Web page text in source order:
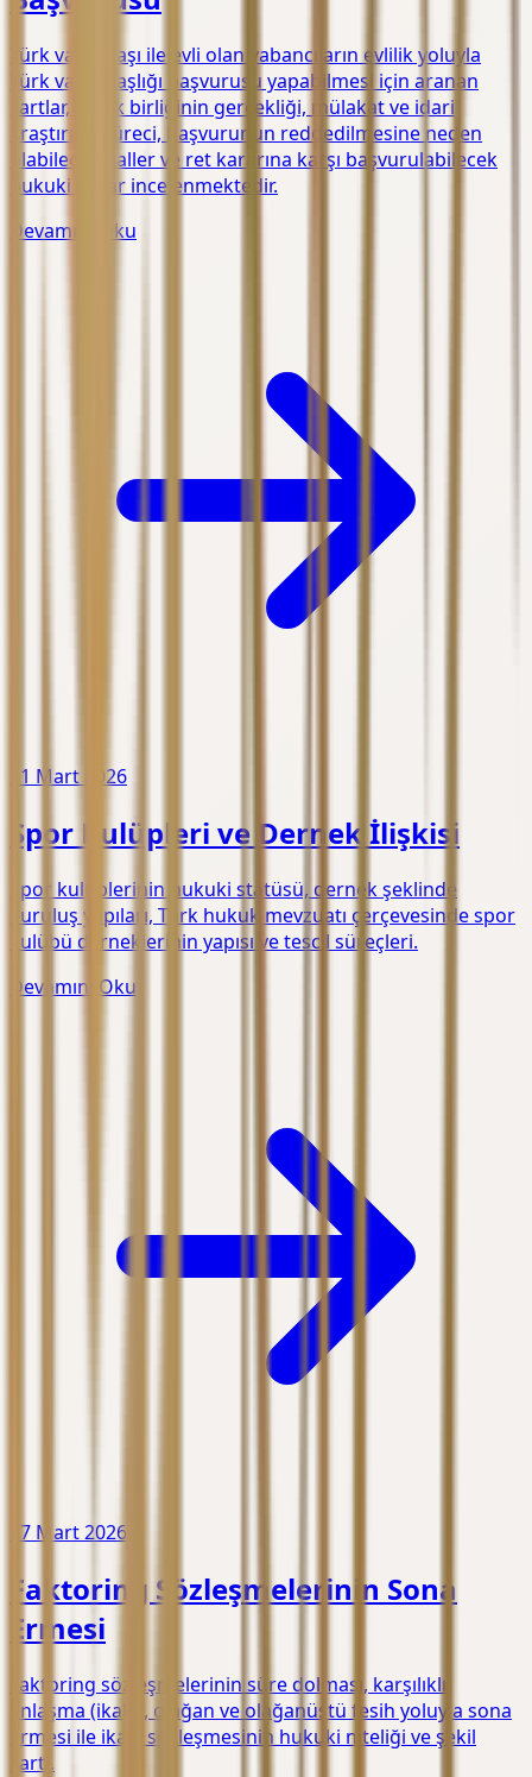
Türk vatandaşı ile evli olan yabancıların evlilik yoluyla
Türk vatandaşlığı başvurusu yapabilmesi için aranan
şartlar, evlilik birliğinin gerçekliği, mülakat ve idari
araştırma süreci, başvurunun reddedilmesine neden
olabilecek haller ve ret kararına karşı başvurulabilecek
hukuki yollar incelenmektedir.
Devamını Oku
31 Mart 2026
Spor Kulüpleri ve Dernek İlişkisi
Spor kulüplerinin hukuki statüsü, dernek şeklinde
kuruluş yapıları, Türk hukuk mevzuatı çerçevesinde spor
kulübü derneklerinin yapısı ve tescil süreçleri.
Devamını Oku
27 Mart 2026
Faktoring Sözleşmelerinin Sona
Ermesi
Faktoring sözleşmelerinin süre dolması, karşılıklı
anlaşma (ikale), olağan ve olağanüstü fesih yoluyla sona
ermesi ile ikale sözleşmesinin hukuki niteliği ve şekil
şartı.